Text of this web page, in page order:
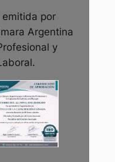
por
Argentina
y